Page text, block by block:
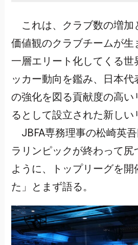
これは、クラブ数の増加
価値観のクラブチームが生
一層エリート化してくる世
ッカー動向を鑑み、日本代
の強化を図る貢献度の高い
るとして設立された新しい
JBFA専務理事の松崎英
ラリンピックが終わって尻
ように、トップリーグを開
た」とまず語る。